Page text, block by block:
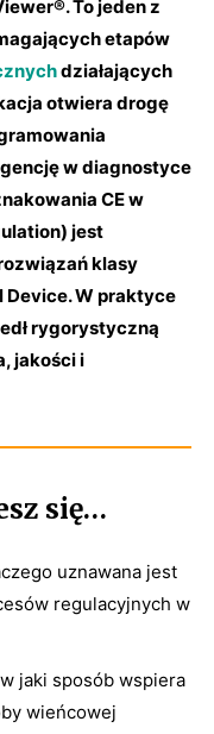
To jeden z
etapów
działających
otwiera drogę
w diagnostyce
CE w
jest
klasy
Device. W praktyce
rygorystyczną
jakości i
się…
uznawana jest
regulacyjnych w
jaki sposób wspiera
wieńcowej